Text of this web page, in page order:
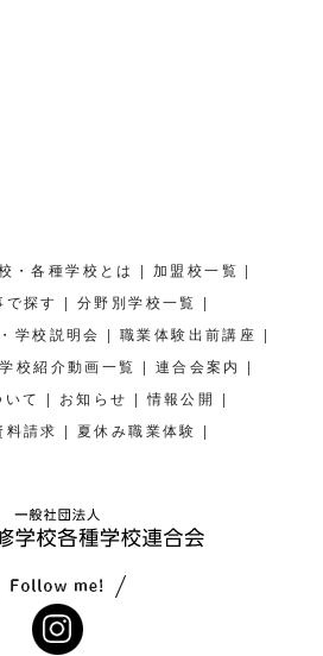
・各種学校とは | 加盟校一覧 |
で探す |分野別学校一覧 |
学校説明会 |職業体験出前講座 |
学校紹介動画一覧 | 連合会案内 |
て | お知らせ |情報公開 |
料請求 | 夏休み職業体験 |